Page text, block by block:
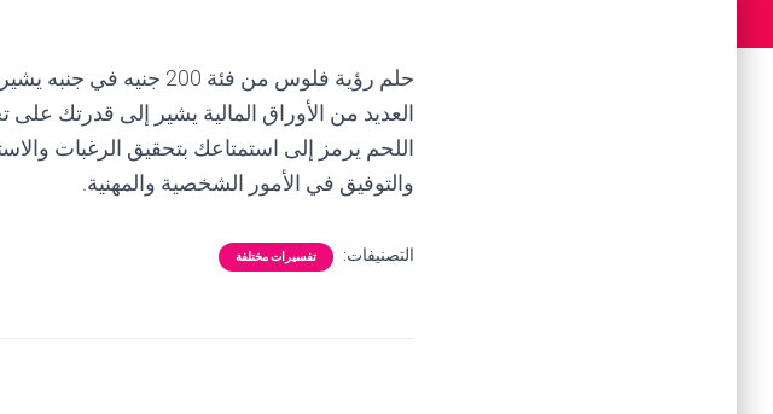
حلم رؤية فلوس من فئة
العديد من الأوراق المالية يشير إلى قدرتك
اللحم يرمز إلى استمتاعك بتحقيق الرغبات
والتوفيق في الأمور الشخصية والمهنية.
التصنيفات: تفسيرات مختلفة